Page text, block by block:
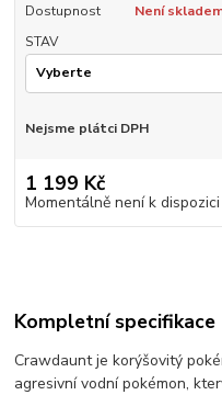
Dostupnost
Není
STAV
Nejsme plátci DPH
1 199 Kč
Momentálně není k dispozici
Kompletní specifikace
Crawdaunt je korýšovitý
agresivní vodní pokémon,